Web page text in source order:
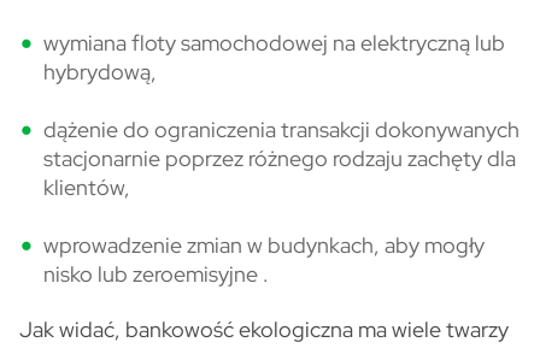
wymiana floty samochodowej na elektryczną lub
hybrydową,
dążenie do ograniczenia transakcji dokonywanych
stacjonarnie poprzez różnego rodzaju zachęty dla
klientów,
wprowadzenie zmian w budynkach, aby mogły
nisko lub zeroemisyjne .
Jak widać, bankowość ekologiczna ma wiele twarzy